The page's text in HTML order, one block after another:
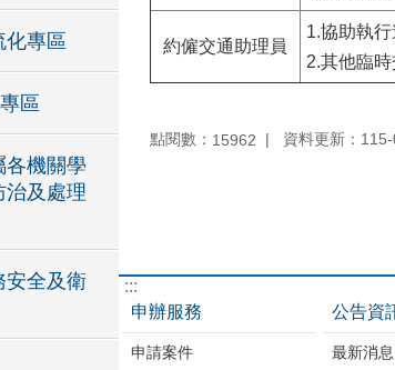
化專區
區
各機關學
治及處理
安全及衛
約僱交通助理員
1.協助執行
2.其他臨時
點閱數： 15962 資料更新：
:::
申辦服務
申請案件
公告資
最新消息